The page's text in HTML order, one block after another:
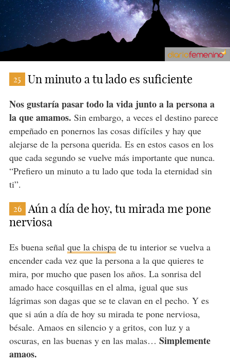
25 Un minuto a tu lado es suficiente
Nos gustaría pasar todo la vida junto a la persona a
la que amamos. Sin embargo, a veces el destino parece
empeñado en ponernos las cosas difíciles y hay que
alejarse de la persona querida. Es en estos casos en los
que cada segundo se vuelve más importante que nunca.
“Prefiero un minuto a tu lado que toda la eternidad sin
ti”.
26
Aún a día de hoy, tu mirada me pone
nerviosa
Es buena señal que la chispade tu interior se vuelva a
encender cada vez que la persona a la que quieres te
mira, por mucho que pasen los años. La sonrisa del
amado hace cosquillas en el alma, igual que sus
lágrimas son dagas que se te clavan en el pecho. Y es
que si aún a día de hoy su mirada te pone nerviosa,
bésale. Amaos en silencio y a gritos, con luz y a
oscuras, en las buenas y en las malas… Simplemente
amaos.